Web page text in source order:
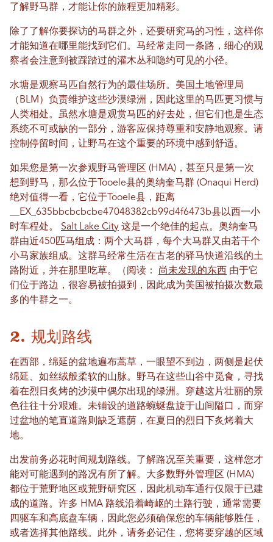
了解野马群，才能让你的旅程更加精彩。
除了了解你要探访的马群之外，还要研究马的习性，这样你
才能知道在哪里能找到它们。马经常走同一条路，细心的观
察者会注意到被踩踏过的灌木丛和隐约可见的小径。
水塘是观察马匹自然行为的最佳场所。美国土地管理局
（BLM）负责维护这些沙漠绿洲，因此这里的马匹更习惯与
人类相处。虽然水塘是观赏马匹的好去处，但它们也是生态
系统不可或缺的一部分，游客应保持尊重和安静地观察。请
控制停留时间，让野马在这个重要的环境中感到舒适。
如果您是第一次参观野马管理区 (HMA)，甚至只是第一次
想到野马，那么位于Tooele县的奥纳奎马群 (Onaqui Herd)
绝对值得一看，它位于Tooele县，距离
__EX_635bbcbcbcbe47048382cb99d4f6473b县以西一小
时车程处。 Salt Lake City 这是一个绝佳的起点。奥纳奎马
群由近450匹马组成：两个大马群，每个大马群又由若干个
小马家族组成。这群马经常生活在古老的驿马快道沿线的土
路附近，并在那里吃草。（阅读： 尚未发现的东西 由于它
们位于路边，很容易被拍摄到，因此成为美国被拍摄次数最
多的牛群之一。
2. 规划路线
在西部，绵延的盆地遍布蒿草，一眼望不到边，两侧是起伏
绵延、如丝绒般柔软的山脉。野马在这些山谷中觅食，寻找
着在烈日炙烤的沙漠中偶尔出现的绿洲。穿越这片壮丽的景
色往往十分艰难。未铺设的道路蜿蜒盘旋于山间隘口，而穿
过盆地的笔直道路则缺乏遮荫，在夏日的烈日下炙烤着大
地。
出发前务必花时间规划路线。了解路况至关重要，这样您才
能对可能遇到的路况有所了解。大多数野外管理区 (HMA)
都位于荒野地区或荒野研究区，因此机动车通行仅限于已建
成的道路。许多 HMA 路线沿着崎岖的土路行驶，通常需要
四驱车和高底盘车辆，因此您必须确保您的车辆能够胜任，
或者选择其他路线。此外，请务必记住，您将要穿越的区域